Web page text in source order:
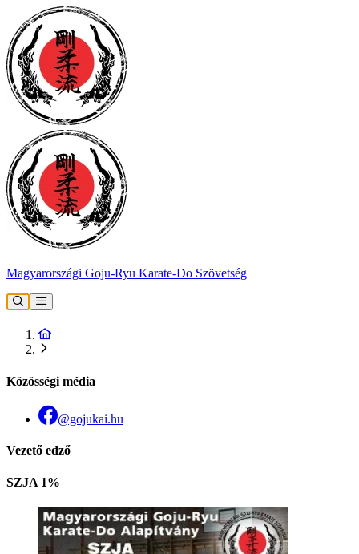
Magyarországi Goju-Ryu Karate-Do Szövetség
Közösségi média
@gojukai.hu
Vezető edző
SZJA 1%